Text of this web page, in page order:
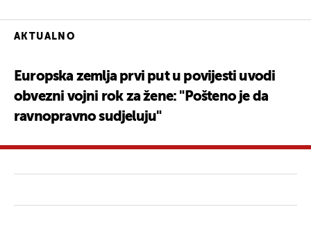
AKTUALNO
Europska zemlja prvi put u povijesti uvodi
obvezni vojni rok za žene: "Pošteno je da
ravnopravno sudjeluju"